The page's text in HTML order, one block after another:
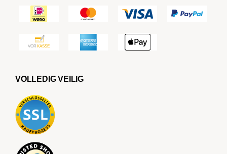
VOLLEDIG VEILIG